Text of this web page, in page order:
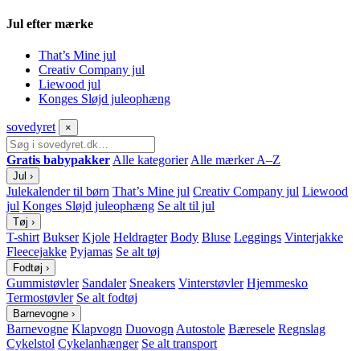
Jul efter mærke
That’s Mine jul
Creativ Company jul
Liewood jul
Konges Sløjd juleophæng
sovedyret ×
Gratis babypakker Alle kategorier Alle mærker A–Z
Jul ›
Julekalender til børn That’s Mine jul Creativ Company jul Liewood
jul Konges Sløjd juleophæng Se alt til jul
Tøj ›
T-shirt Bukser Kjole Heldragter Body Bluse Leggings Vinterjakke
Fleecejakke Pyjamas Se alt tøj
Fodtøj ›
Gummistøvler Sandaler Sneakers Vinterstøvler Hjemmesko
Termostøvler Se alt fodtøj
Barnevogne ›
Barnevogne Klapvogn Duovogn Autostole Bæresele Regnslag
Cykelstol Cykelanhænger Se alt transport